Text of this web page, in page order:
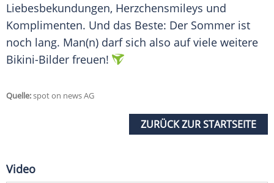
Liebesbekundungen, Herzchensmileys und
Komplimenten. Und das Beste: Der Sommer ist
noch lang. Man(n) darf sich also auf viele weitere
Bikini-Bilder freuen!
Quelle:spot on news AG
ZURÜCK ZUR STARTSEITE
Video